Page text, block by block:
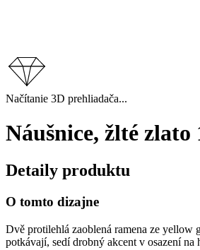
Načítanie 3D prehliadača...
Náušnice, žlté
Detaily produktu
O tomto dizajne
Dvě protilehlá zaoblená ramena ze yellow
potkávají, sedí drobný akcent v osazení na